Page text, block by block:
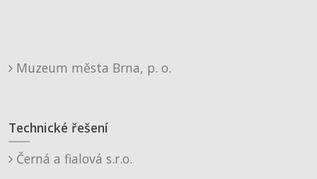
Muzeum města Brna, p. o.
Technické řešení
Černá a fialová s.r.o.